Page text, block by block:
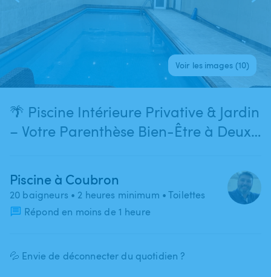
Voir les images (10)
🌴 Piscine Intérieure Privative & Jardin
– Votre Parenthèse Bien-Être à Deux
Piscine à Coubron
20 baigneurs • 2 heures minimum • Toilettes
Répond en moins de 1 heure
💦 Envie de déconnecter du quotidien ?